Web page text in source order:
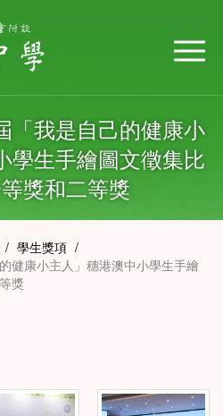
「我是自己的健康小
學生手繪圖文徵集比
獎和二等獎
/ 學生獎項 /
健康小主人」穗港澳中小學生手繪
獎